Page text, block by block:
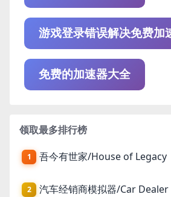
游戏登录错误解决免费加
免费的加速器大全
领取最多排行榜
1 吾今有世家/House of Legacy
2 汽车经销商模拟器/Car